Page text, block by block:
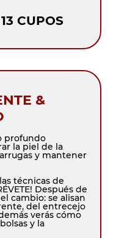
CUPOS
&
profundo
la piel de la
y mantener
técnicas de
Después de
cambio: se alisan
del entrecejo
verás cómo
y la